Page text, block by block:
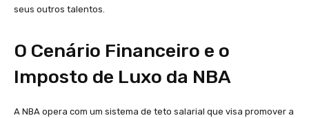
seus outros talentos.
O Cenário Financeiro e o
Imposto de Luxo da NBA
A NBA opera com um sistema de teto salarial que visa promover a